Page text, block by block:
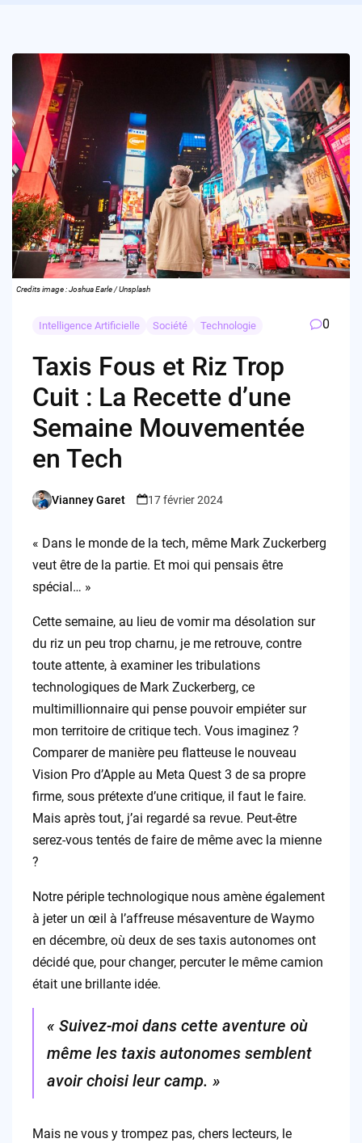
Credits image : Joshua Earle / Unsplash
Intelligence Artificielle Société Technologie 0
Taxis Fous et Riz Trop
Cuit : La Recette d’une
Semaine Mouvementée
en Tech
Posted
Vianney Garet 17 février 2024
« Dans le monde de la tech, même Mark Zuckerberg
veut être de la partie. Et moi qui pensais être
spécial… »
Cette semaine, au lieu de vomir ma désolation sur
du riz un peu trop charnu, je me retrouve, contre
toute attente, à examiner les tribulations
technologiques de Mark Zuckerberg, ce
multimillionnaire qui pense pouvoir empiéter sur
mon territoire de critique tech. Vous imaginez ?
Comparer de manière peu flatteuse le nouveau
Vision Pro d’Apple au Meta Quest 3 de sa propre
firme, sous prétexte d’une critique, il faut le faire.
Mais après tout, j’ai regardé sa revue. Peut-être
serez-vous tentés de faire de même avec la mienne
?
Notre périple technologique nous amène également
à jeter un œil à l’affreuse mésaventure de Waymo
en décembre, où deux de ses taxis autonomes ont
décidé que, pour changer, percuter le même camion
était une brillante idée.
« Suivez-moi dans cette aventure où
même les taxis autonomes semblent
avoir choisi leur camp. »
Mais ne vous y trompez pas, chers lecteurs, le